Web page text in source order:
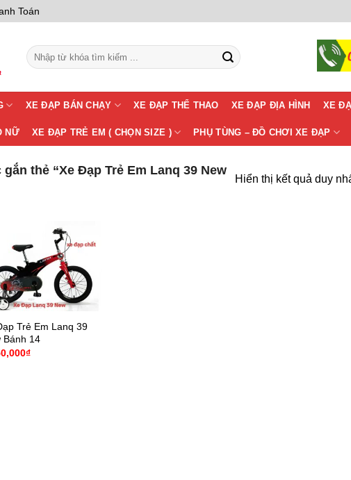
Toán
Tìm
kiếm:
XE ĐẠP BÁN CHẠY XE ĐẠP THỂ THAO XE ĐẠP ĐỊA HÌNH XE
NỮ XE ĐẠP TRẺ EM ( CHỌN SIZE ) PHỤ TÙNG – ĐỒ CHƠI XE ĐẠP
thẻ “Xe Đạp Trẻ Em Lanq 39 New
Hiển thị kết quả duy
Trẻ Em Lanq 39
Bánh 14
₫